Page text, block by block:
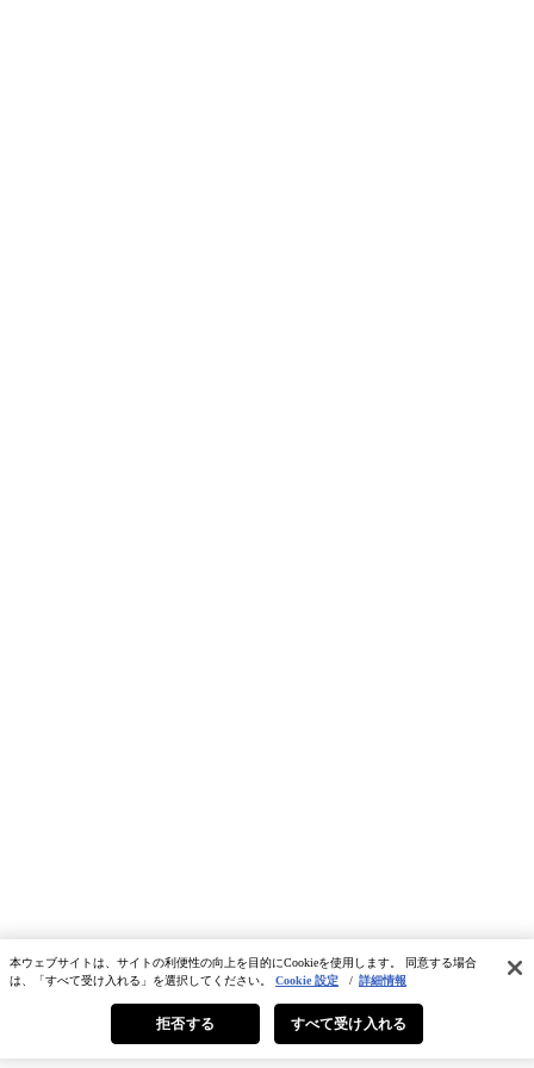
本ウェブサイトは、サイトの利便性の向上を目的にCookieを使用します。 同意する場合
は、「すべて受け入れる」を選択してください。 Cookie 設定 / 詳細情報
拒否する すべて受け入れる